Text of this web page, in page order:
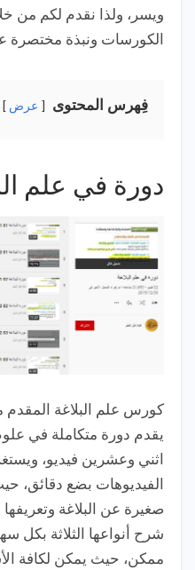
ويسر، ولذا نقدم لكم من
الكورسات ونبذة مختصرة
فِهرس المحتوى عرض
دورة في علم
كورس علم البلاغة المقدم
يقدم دورة متكاملة في
اثني وعشرين فيديو،
الفيديوهات بضع دقائق،
صغيرة عن البلاغة
شرح أنواعها الثلاثة بكل
ممكن، حيث يمكن لكافة